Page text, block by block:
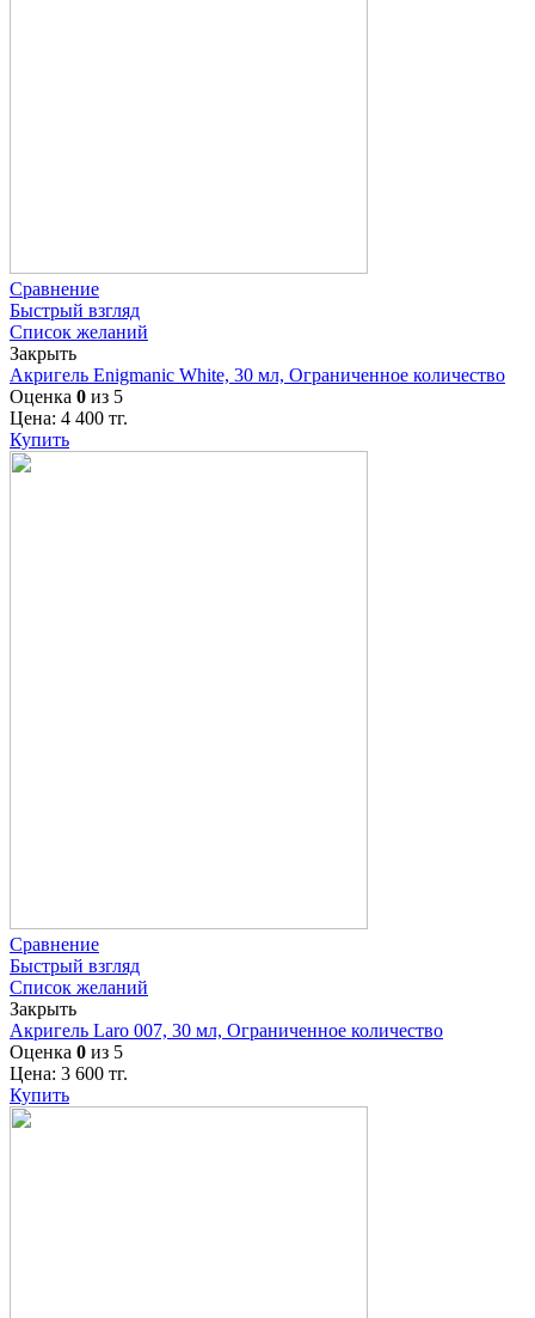
Сравнение
Быстрый взгляд
Список желаний
Закрыть
Акригель Enigmanic White, 30 мл, Ограниченное количество
Оценка 0 из 5
Цена: 4 400 тг.
Купить
Сравнение
Быстрый взгляд
Список желаний
Закрыть
Акригель Laro 007, 30 мл, Ограниченное количество
Оценка 0 из 5
Цена: 3 600 тг.
Купить